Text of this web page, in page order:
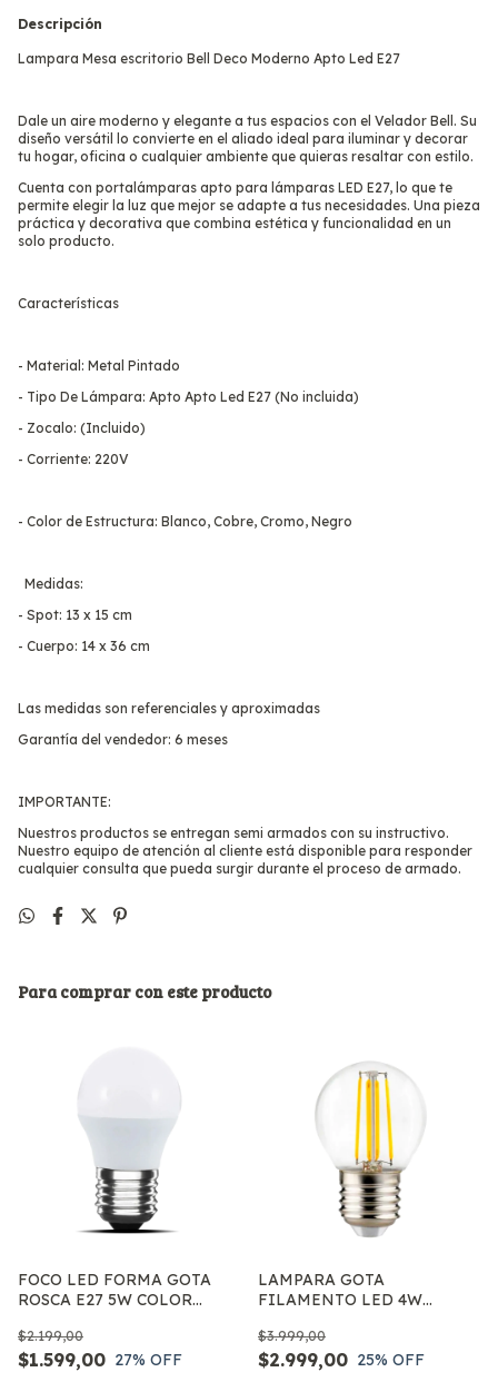
Descripción
Lampara Mesa escritorio Bell Deco Moderno Apto Led E27
Dale un aire moderno y elegante a tus espacios con el Velador Bell. Su
diseño versátil lo convierte en el aliado ideal para iluminar y decorar
tu hogar, oficina o cualquier ambiente que quieras resaltar con estilo.
Cuenta con portalámparas apto para lámparas LED E27, lo que te
permite elegir la luz que mejor se adapte a tus necesidades. Una pieza
práctica y decorativa que combina estética y funcionalidad en un
solo producto.
Características
- Material: Metal Pintado
- Tipo De Lámpara: Apto Apto Led E27 (No incluida)
- Zocalo: (Incluido)
- Corriente: 220V
- Color de Estructura: Blanco, Cobre, Cromo, Negro
Medidas:
- Spot: 13 x 15 cm
- Cuerpo: 14 x 36 cm
Las medidas son referenciales y aproximadas
Garantía del vendedor: 6 meses
IMPORTANTE:
Nuestros productos se entregan semi armados con su instructivo.
Nuestro equipo de atención al cliente está disponible para responder
cualquier consulta que pueda surgir durante el proceso de armado.
Para comprar con este producto
FOCO LED FORMA GOTA
ROSCA E27 5W COLOR
$1.599,00
$2.199,00
27% OFF
LAMPARA GOTA
FILAMENTO LED 4W
APTO GUIRNALDA
$2.999,00
$3.999,00
25% OFF